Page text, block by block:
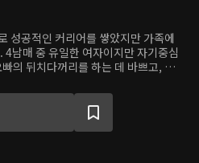
성공적인 커리어를 쌓았지만 가족에
남매 중 유일한 여자이지만 자기중심
의 뒤치다꺼리를 하는 데 바쁘고, 유
태호는 효심을 지친 마음을 제대로 자
자신을 소중하게 여기는, 독립적인 삶